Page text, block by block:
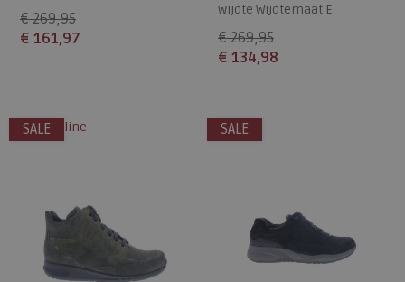
€ 269,95
€ 161,97
wijdte Wijdtemaat E
€ 269,95
€ 134,98
7,5
SALE
alleen online SALE